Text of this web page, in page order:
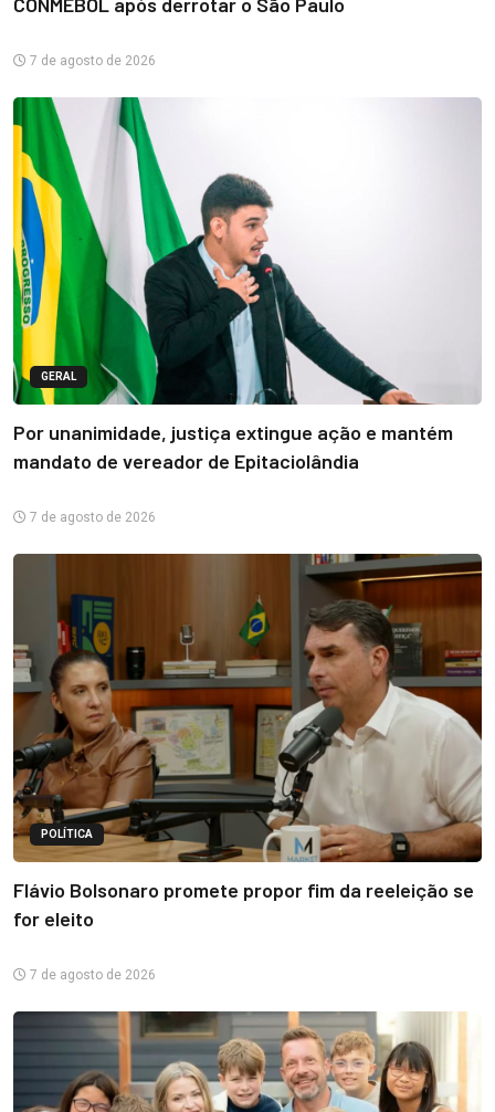
7 de agosto de 2026
GERAL
Por unanimidade, justiça extingue ação e mantém
mandato de vereador de Epitaciolândia
7 de agosto de 2026
POLÍTICA
Flávio Bolsonaro promete propor fim da reeleição se
for eleito
7 de agosto de 2026